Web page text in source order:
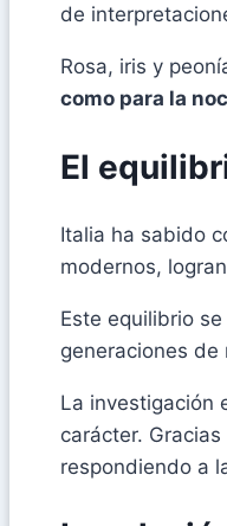
de
Rosa, iris y
como para la
El
Italia ha sabido
modernos,
Este equilibrio
generaciones de
La investigación
carácter.
respondiendo a